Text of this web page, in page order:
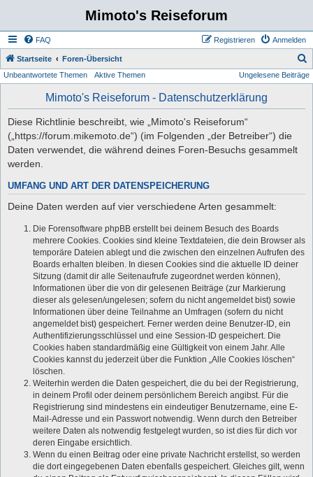
Mimoto's Reiseforum
FAQ Anmelden
Registrieren
Startseite Foren-Übersicht
u
Unbeantwortete Themen Aktive Themen Ungelesene Beiträge
Mimoto's Reiseforum - Datenschutzerklärung
Diese Richtlinie beschreibt, wie „Mimoto's Reiseforum“
(„https://forum.mikemoto.de“) (im Folgenden „der Betreiber“) die
Daten verwendet, die während deines Foren-Besuchs gesammelt
werden.
UMFANG UND ART DER DATENSPEICHERUNG
Deine Daten werden auf vier verschiedene Arten gesammelt:
Die Forensoftware phpBB erstellt bei deinem Besuch des Boards
mehrere Cookies. Cookies sind kleine Textdateien, die dein Browser als
temporäre Dateien ablegt und die zwischen den einzelnen Aufrufen des
Boards erhalten bleiben. In diesen Cookies sind die aktuelle ID deiner
Sitzung (damit dir alle Seitenaufrufe zugeordnet werden können),
Informationen über die von dir gelesenen Beiträge (zur Markierung
dieser als gelesen/ungelesen; sofern du nicht angemeldet bist) sowie
Informationen über deine Teilnahme an Umfragen (sofern du nicht
angemeldet bist) gespeichert. Ferner werden deine Benutzer-ID, ein
Authentifizierungsschlüssel und eine Session-ID gespeichert. Die
Cookies haben standardmäßig eine Gültigkeit von einem Jahr. Alle
Cookies kannst du jederzeit über die Funktion „Alle Cookies löschen“
löschen.
Weiterhin werden die Daten gespeichert, die du bei der Registrierung,
in deinem Profil oder deinem persönlichem Bereich angibst. Für die
Registrierung sind mindestens ein eindeutiger Benutzername, eine E-
Mail-Adresse und ein Passwort notwendig. Wenn durch den Betreiber
weitere Daten als notwendig festgelegt wurden, so ist dies für dich vor
deren Eingabe ersichtlich.
Wenn du einen Beitrag oder eine private Nachricht erstellst, so werden
die dort eingegebenen Daten ebenfalls gespeichert. Gleiches gilt, wenn